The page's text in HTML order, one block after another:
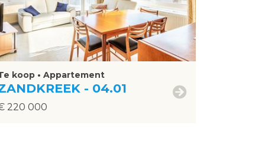
koop • Appartement
- 04.01
220 000